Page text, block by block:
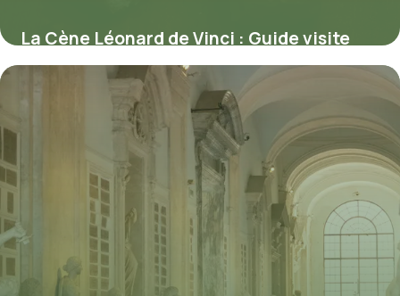
La Cène Léonard de Vinci : Guide visite
Milan complet